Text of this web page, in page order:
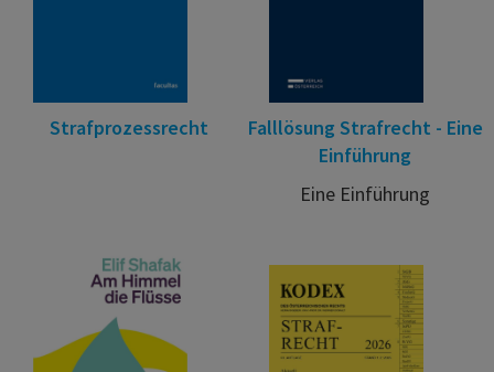
Strafprozessrecht
Falllösung Strafrecht - Eine
Einführung
Eine Einführung